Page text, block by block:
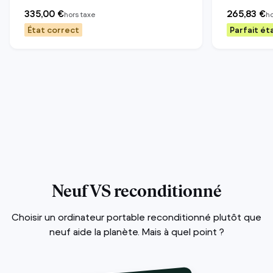
335,00 €hors taxe
État correct
265,83 €
Parfait
Neuf VS reconditionné
Choisir un ordinateur portable reconditionné plutôt que
neuf aide la planète. Mais à quel point ?